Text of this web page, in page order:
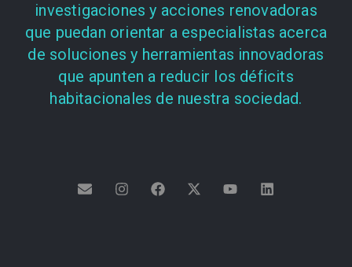
investigaciones y acciones renovadoras
que puedan orientar a especialistas acerca
de soluciones y herramientas innovadoras
que apunten a reducir los déficits
habitacionales de nuestra sociedad.